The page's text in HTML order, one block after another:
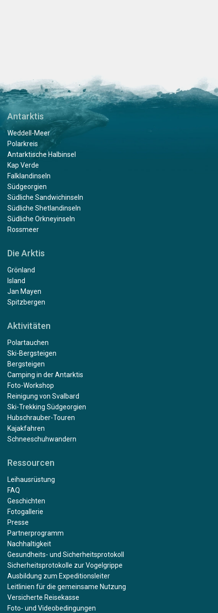
Antarktis
Weddell-Meer
Polarkreis
Antarktische Halbinsel
Kap Verde
Falklandinseln
Südgeorgien
Südliche Sandwichinseln
Südliche Shetlandinseln
Südliche Orkneyinseln
Rossmeer
Die Arktis
Grönland
Island
Jan Mayen
Spitzbergen
Aktivitäten
Polartauchen
Ski-Bergsteigen
Bergsteigen
Camping in der Antarktis
Foto-Workshop
Reinigung von Svalbard
Ski-Trekking Südgeorgien
Hubschrauber-Touren
Kajakfahren
Schneeschuhwandern
Ressourcen
Leihausrüstung
FAQ
Geschichten
Fotogallerie
Presse
Partnerprogramm
Nachhaltigkeit
Gesundheits- und Sicherheitsprotokoll
Sicherheitsprotokolle zur Vogelgrippe
Ausbildung zum Expeditionsleiter
Leitlinien für die gemeinsame Nutzung
Versicherte Reisekasse
Foto- und Videobedingungen